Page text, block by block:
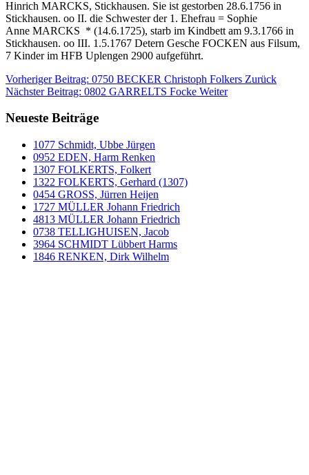
Hinrich MARCKS, Stickhausen. Sie ist gestorben 28.6.1756 in
Stickhausen. oo II. die Schwester der 1. Ehefrau = Sophie
Anne MARCKS * (14.6.1725), starb im Kindbett am 9.3.1766 in
Stickhausen. oo III. 1.5.1767 Detern Gesche FOCKEN aus Filsum,
7 Kinder im HFB Uplengen 2900 aufgeführt.
Vorheriger Beitrag: 0750 BECKER Christoph Folkers Zurück
Nächster Beitrag: 0802 GARRELTS Focke Weiter
Neueste Beiträge
1077 Schmidt, Ubbe Jürgen
0952 EDEN, Harm Renken
1307 FOLKERTS, Folkert
1322 FOLKERTS, Gerhard (1307)
0454 GROSS, Jürren Heijen
1727 MÜLLER Johann Friedrich
4813 MÜLLER Johann Friedrich
0738 TELLIGHUISEN, Jacob
3964 SCHMIDT Lübbert Harms
1846 RENKEN, Dirk Wilhelm